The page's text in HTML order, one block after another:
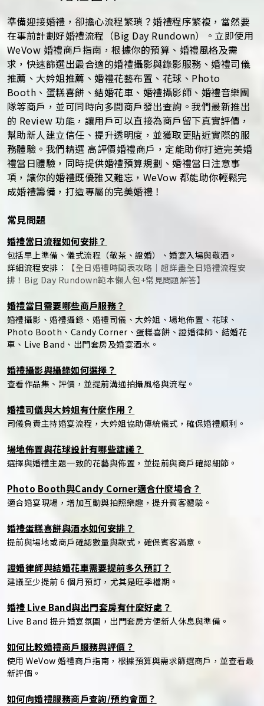
準備迎接婚禮，卻擔心流程繁瑣？婚禮程序繁複，當然要
在事前計劃好婚禮流程（Big Day Rundown）。立即使用
WeVow 婚禮商戶指南，根據你的預算、婚禮風格及需
求，快速篩選出最合適的婚禮攝影與錄影服務、婚禮司儀
推薦、大妗姐推薦、婚禮花藝布置、花球、Photo
Booth、蛋糕喜餅、結婚花車、婚禮攝影師、婚禮音樂團
隊等商戶，並可同時向多間商戶發出查詢。我們最新推出
的 Review 功能，讓用戶可以直接為商戶留下真實評價，
幫助新人建立信任、提升透明度，並獲取更貼近實際的服
務體驗。我們精選 高評價婚禮商戶，定能助你打造完美婚
禮當日體驗，同時提供婚禮預算規劃、婚禮當日注意事
項，讓你的婚禮既優雅又難忘，WeVow 都能助你輕鬆完
成婚禮籌備，打造專屬的完美婚禮！
常見問題
婚禮當日流程如何安排？
包括早上準備、儀式流程（敬茶、證婚）、婚宴入場與敬酒。
詳細流程安排：
【全日婚禮時間表攻略｜超詳盡全日婚禮流程安
排！Big Day Rundown範本懶人包+常見問題解答】
婚禮當日需要哪些商戶服務？
婚禮攝影、婚禮攝錄、婚禮司儀、大妗姐、場地佈置、花球、
Photo Booth、Candy Corner、蛋糕喜餅、證婚律師、結婚花
車、Live Band、出門套房及婚宴酒水。
婚禮攝影與攝錄如何選擇？
查看作品集、評價，並提前溝通拍攝風格與流程。
婚禮司儀與大妗姐有什麼作用？
司儀負責主持婚宴流程，大妗姐協助傳統儀式，確保婚禮順利。
場地佈置與花球設計有哪些建議？
選擇與婚禮主題一致的花藝與佈置，並提前與商戶確認細節。
Photo Booth與Candy Corner適合什麼場合？
適合婚宴現場，增加互動與拍照樂趣，提升賓客體驗。
婚禮蛋糕喜餅與酒水如何安排？
提前與場地或商戶確認數量與款式，確保賓客滿意。
證婚律師與結婚花車需要提前多久預訂？
建議至少提前 6 個月預訂，尤其是旺季檔期。
婚禮 Live Band與出門套房有什麼好處？
Live Band 提升婚宴氛圍，出門套房方便新人休息與準備。
如何比較婚禮商戶服務與評價？
使用 WeVow 婚禮商戶指南，根據預算與需求篩選商戶，並查看最
新評價。
如何向婚禮服務商戶查詢/預約會面？